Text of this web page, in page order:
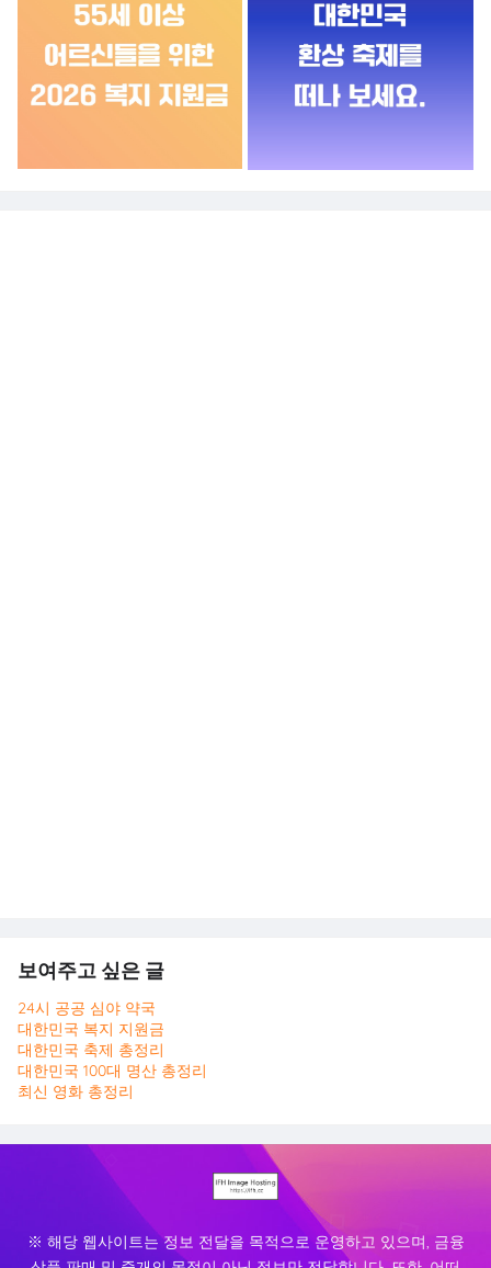
보여주고 싶은 글
24시 공공 심야 약국
대한민국 복지 지원금
대한민국 축제 총정리
대한민국 100대 명산 총정리
최신 영화 총정리
※ 해당 웹사이트는 정보 전달을 목적으로 운영하고 있으며, 금융